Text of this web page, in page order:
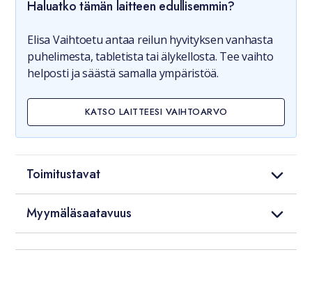
Haluatko tämän laitteen edullisemmin?
Elisa Vaihtoetu antaa reilun hyvityksen vanhasta
puhelimesta, tabletista tai älykellosta. Tee vaihto
helposti ja säästä samalla ympäristöä.
KATSO LAITTEESI VAIHTOARVO
Toimitustavat
Myymäläsaatavuus